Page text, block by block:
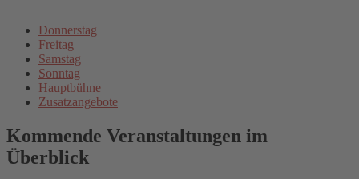
Donnerstag
Freitag
Samstag
Sonntag
Hauptbühne
Zusatzangebote
Kommende Veranstaltungen im
Überblick